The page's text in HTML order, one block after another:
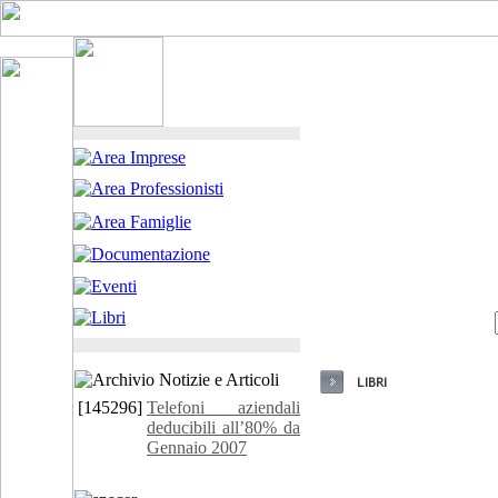
[145296] Telefoni aziendali
deducibili all’80% da
Gennaio 2007